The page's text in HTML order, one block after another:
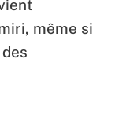
même si